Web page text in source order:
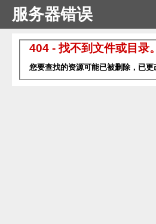
服务器错误
404 - 找不到文件或目录。
您要查找的资源可能已被删除，已更